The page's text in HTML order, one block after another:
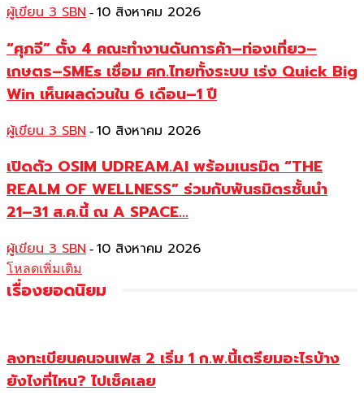
ผู้เขียน 3 SBN - 10 สิงหาคม 2026
“ศุภจี” ตั้ง 4 คณะทำงานดันการค้า–ท่องเที่ยว–
เกษตร–SMEs เชื่อม ศก.ไทยทั้งระบบ เร่ง Quick Big
Win เห็นผลด่วนใน 6 เดือน–1 ปี
ผู้เขียน 3 SBN - 10 สิงหาคม 2026
เปิดตัว OSIM UDREAM.AI พร้อมเนรมิต “THE
REALM OF WELLNESS” ร่วมกับพันธมิตรชั้นนำ
21–31 ส.ค.นี้ ณ A SPACE...
ผู้เขียน 3 SBN - 10 สิงหาคม 2026
โหลดเพิ่มเติม
เรื่องยอดนิยม
ลงทะเบียนคนจนเฟส 2 เริ่ม 1 ก.พ.นี้เตรียมอะไรบ้าง
ยังไงที่ไหน? ไปเช็คเลย